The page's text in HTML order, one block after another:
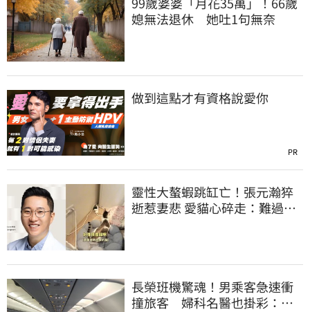
媳無法退休 她吐1句無奈
做到這點才有資格說愛你
PR
靈性大螯蝦跳缸亡！張元瀚猝
逝惹妻悲 愛貓心碎走：難過不
長榮班機驚魂！男乘客急速衝
撞旅客 婦科名醫也掛彩：全